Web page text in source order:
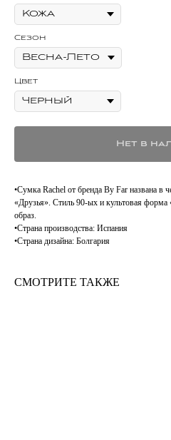
Сезон
Цвет
Нет в
•Сумка Rachel от бренда By Far названа в
«Друзья». Стиль 90-ых и культовая
образ.
•Страна производства: Испания
•Страна дизайна: Болгария
СМОТРИТЕ ТАКЖЕ